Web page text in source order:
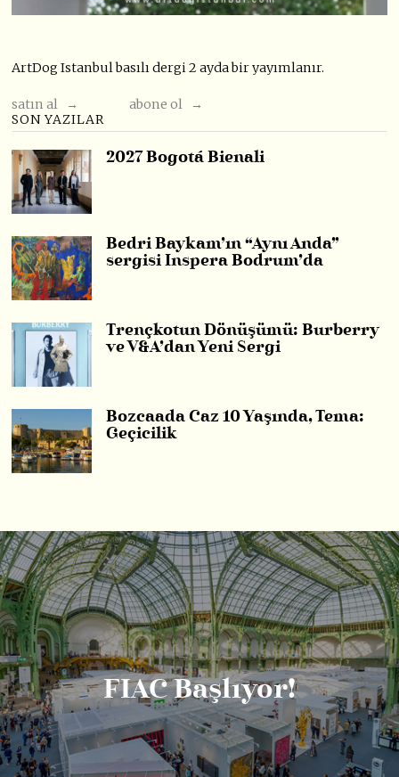
ArtDog Istanbul basılı dergi 2 ayda bir yayımlanır.
satın al →
abone ol →
SON YAZILAR
2027 Bogotá Bienali
Bedri Baykam’ın “Aynı Anda”
sergisi Inspera Bodrum’da
Trençkotun Dönüşümü: Burberry
ve V&A’dan Yeni Sergi
Bozcaada Caz 10 Yaşında, Tema:
Geçicilik
FIAC Başlıyor!